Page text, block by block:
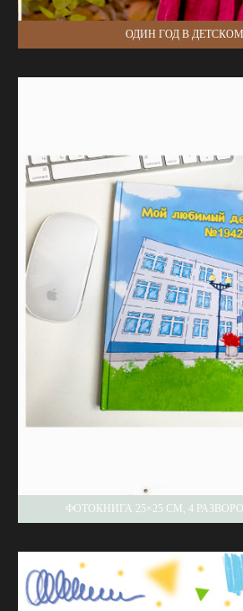
ОДИН ГОД В
ФОТОКНИГА 25×25 СМ, 4